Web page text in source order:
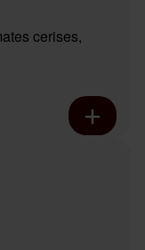
cerises,